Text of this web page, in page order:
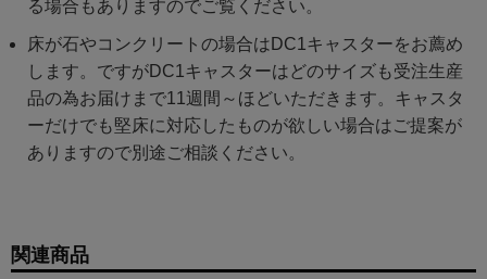
る場合もありますのでご覧ください。
床が石やコンクリートの場合はDC1キャスターをお薦め
します。ですがDC1キャスターはどのサイズも受注生産
品の為お届けまで11週間～ほどいただきます。キャスタ
ーだけでも堅床に対応したものが欲しい場合はご提案が
ありますので別途ご相談ください。
関連商品